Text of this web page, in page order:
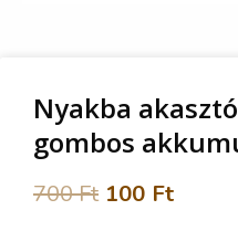
Nyakba
gombos
700Ft 100 Ft